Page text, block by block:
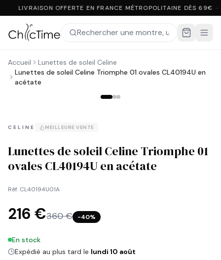
LIVRAISON OFFERTE EN FRANCE MÉTROPOLITAINE DÈS 69€
Accueil
Lunettes de soleil Celine
Lunettes de soleil Celine Triomphe 01 ovales CL40194U en
acétate
CELINE MEILLEURE VENTE
Lunettes de soleil Celine Triomphe 01
ovales CL40194U en acétate
Réf. CL40194U01A
216 €360 € −40%
En stock
Expédié au plus tard le lundi 10 août